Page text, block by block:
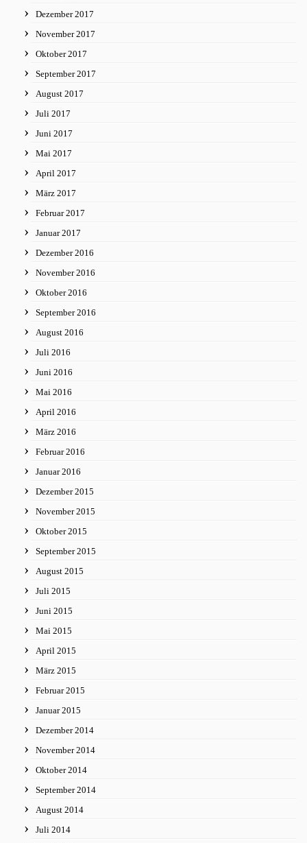
Dezember 2017
November 2017
Oktober 2017
September 2017
August 2017
Juli 2017
Juni 2017
Mai 2017
April 2017
März 2017
Februar 2017
Januar 2017
Dezember 2016
November 2016
Oktober 2016
September 2016
August 2016
Juli 2016
Juni 2016
Mai 2016
April 2016
März 2016
Februar 2016
Januar 2016
Dezember 2015
November 2015
Oktober 2015
September 2015
August 2015
Juli 2015
Juni 2015
Mai 2015
April 2015
März 2015
Februar 2015
Januar 2015
Dezember 2014
November 2014
Oktober 2014
September 2014
August 2014
Juli 2014